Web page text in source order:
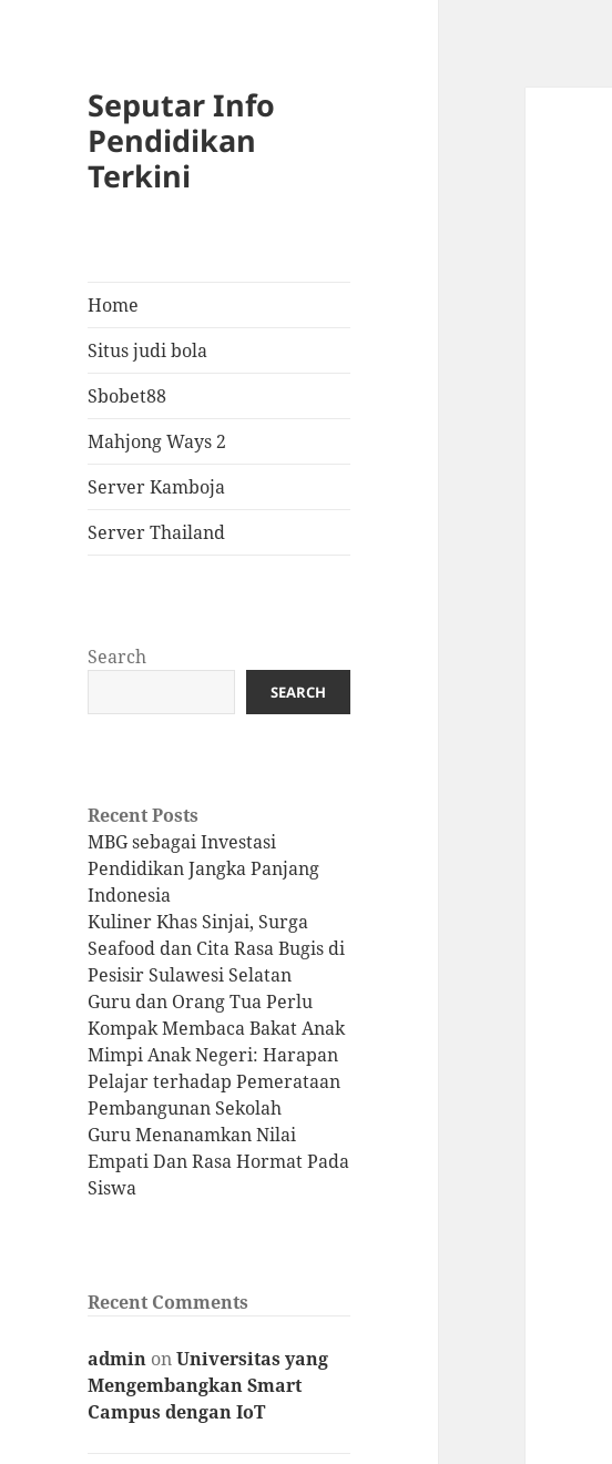
Seputar Info
Pendidikan
Terkini
Home
Situs judi bola
Sbobet88
Mahjong Ways 2
Server Kamboja
Server Thailand
Search
SEARCH
Recent Posts
MBG sebagai Investasi
Pendidikan Jangka Panjang
Indonesia
Kuliner Khas Sinjai, Surga
Seafood dan Cita Rasa Bugis di
Pesisir Sulawesi Selatan
Guru dan Orang Tua Perlu
Kompak Membaca Bakat Anak
Mimpi Anak Negeri: Harapan
Pelajar terhadap Pemerataan
Pembangunan Sekolah
Guru Menanamkan Nilai
Empati Dan Rasa Hormat Pada
Siswa
Recent Comments
admin onUniversitas yang
Mengembangkan Smart
Campus dengan IoT